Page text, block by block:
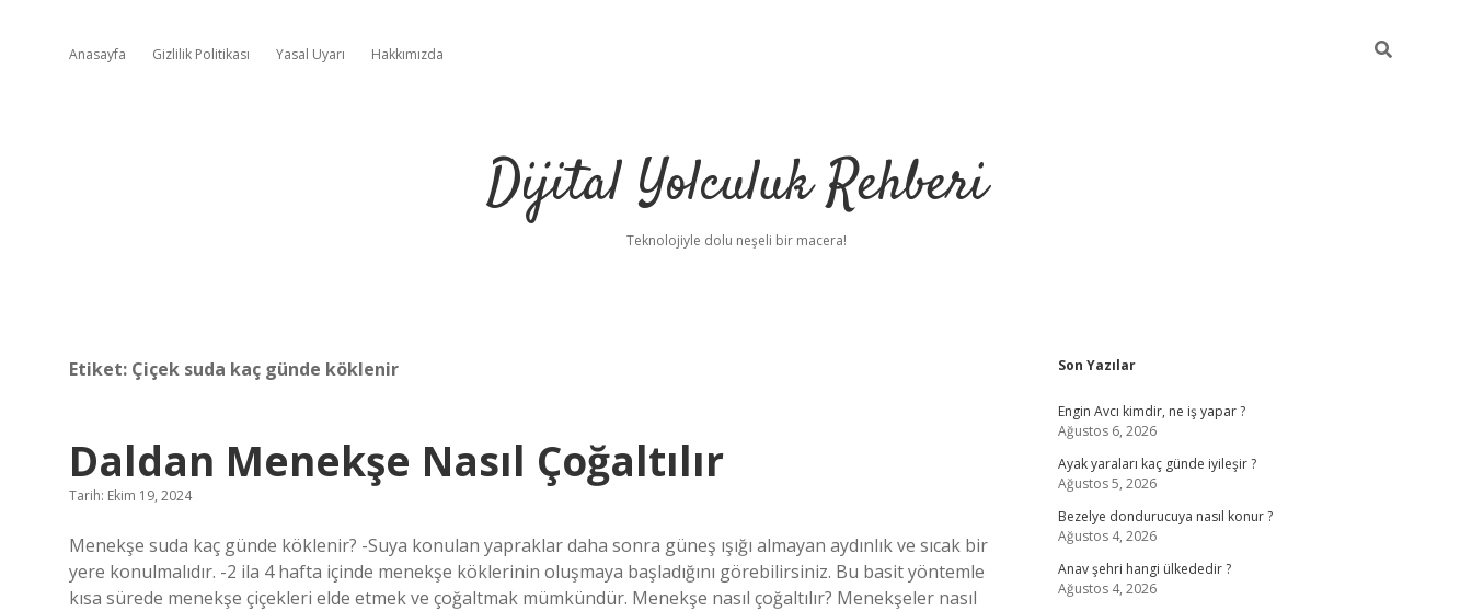
Anasayfa Gizlilik Politikası Yasal Uyarı Hakkımızda
Dijital Yolculuk Rehberi
Teknolojiyle dolu neşeli bir macera!
Etiket: Çiçek suda kaç günde köklenir
Daldan Menekşe Nasıl Çoğaltılır
Tarih: Ekim 19, 2024
Menekşe suda kaç günde köklenir? -Suya konulan yapraklar daha sonra güneş ışığı almayan aydınlık ve sıcak bir
yere konulmalıdır. -2 ila 4 hafta içinde menekşe köklerinin oluşmaya başladığını görebilirsiniz. Bu basit yöntemle
kısa sürede menekşe çiçekleri elde etmek ve çoğaltmak mümkündür. Menekşe nasıl çoğaltılır? Menekşeler nasıl
Sidebar
Son Yazılar
Engin Avcı kimdir, ne iş yapar ?
Ağustos 6, 2026
Ayak yaraları kaç günde iyileşir ?
Ağustos 5, 2026
Bezelye dondurucuya nasıl konur ?
Ağustos 4, 2026
Anav şehri hangi ülkededir ?
Ağustos 4, 2026